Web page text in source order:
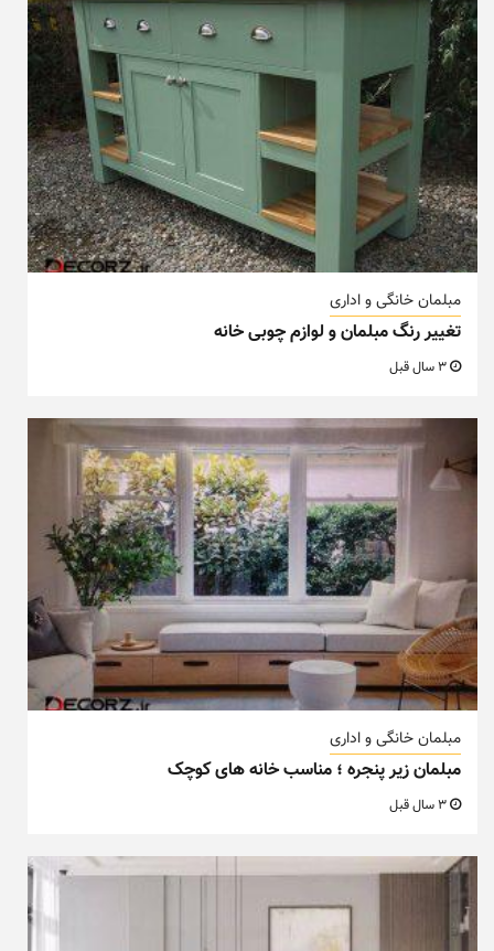
مبلمان خانگی و اداری
تغییر رنگ مبلمان و لوازم چوبی خانه
مبلمان خانگی و اداری
مبلمان زیر پنجره ؛ مناسب خانه های کوچک